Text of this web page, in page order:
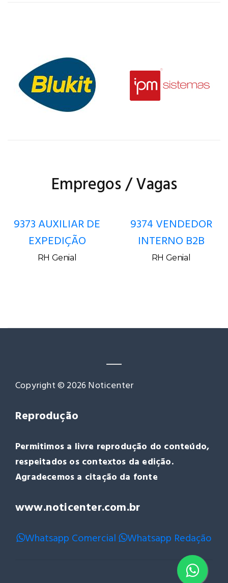
Empregos / Vagas
9373 AUXILIAR DE
EXPEDIÇÃO
RH Genial
9374 VENDEDOR
INTERNO B2B
RH Genial
Copyright © 2026 Noticenter
Reprodução
Permitimos a livre reprodução do conteúdo,
respeitados os contextos da edição.
Agradecemos a citação da fonte
www.noticenter.com.br
Whatsapp Comercial Whatsapp Redação